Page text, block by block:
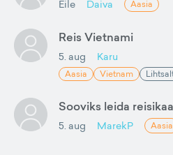
Eile Daiva Aasia
Reis Vietnami
5. aug Karu
Aasia Vietnam
Sooviks leida
5. aug MarekP Aasia